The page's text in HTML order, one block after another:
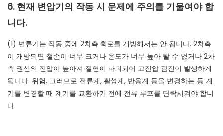
6. 현재 변압기의 작동 시 문제에 주의를 기울여야 합
니다.
(1) 변류기는 작동 중에 2차측 회로를 개방해서는 안 됩니다. 2차측
이 개방되면 철손이 너무 크거나 온도가 너무 높아 탈 수 없거나 2차
측 권선의 전압이 높아져 절연이 파괴되어 고전압 감전이 발생하게
됩니다. 위험. 그러므로 전류계, 활성계, 반응계 등을 변경하는 등 계
기를 변경할 때 계기를 교환하기 전에 전류 루프를 단락시켜야 합니
다.